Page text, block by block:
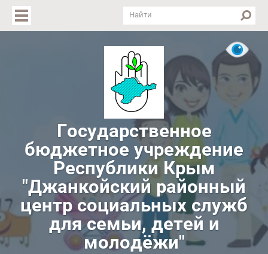
Версия для слабовидящих
Государственное
бюджетное учреждение
Республики Крым
"Джанкойский районный
центр социальных служб
для семьи, детей и
молодёжи"